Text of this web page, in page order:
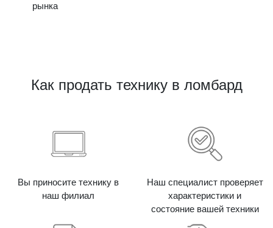
рынка
Как продать технику в ломбард
Вы приносите технику в
наш филиал
Наш специалист проверяет
характеристики и
состояние вашей техники